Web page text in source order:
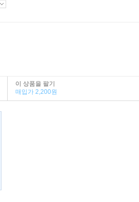
이 상품을 팔기
매입가 2,200원